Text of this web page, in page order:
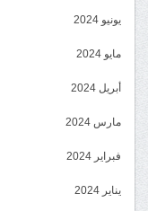
يونيو 2024
مايو 2024
أبريل 2024
مارس 2024
فبراير 2024
يناير 2024